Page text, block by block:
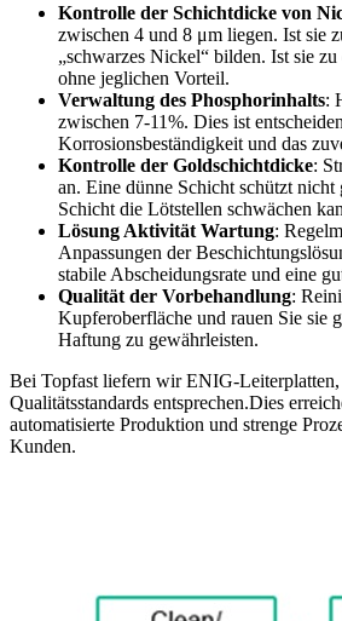
Kontrolle der Schichtdicke von
zwischen 4 und 8 μm liegen. Ist sie
„schwarzes Nickel“ bilden. Ist sie
ohne jeglichen Vorteil.
Verwaltung des Phosphorinhalts:
zwischen 7-11%. Dies ist
Korrosionsbeständigkeit und das
Kontrolle der Goldschichtdicke:
an. Eine dünne Schicht schützt
Schicht die Lötstellen schwächen
Lösung Aktivität Wartung:
Anpassungen der
stabile Abscheidungsrate und eine
Qualität der Vorbehandlung:
Kupferoberfläche und rauen Sie sie
Haftung zu gewährleisten.
Bei Topfast liefern wir ENIG-Leiterplatten,
Qualitätsstandards entsprechen.Dies
automatisierte Produktion und strenge
Kunden.